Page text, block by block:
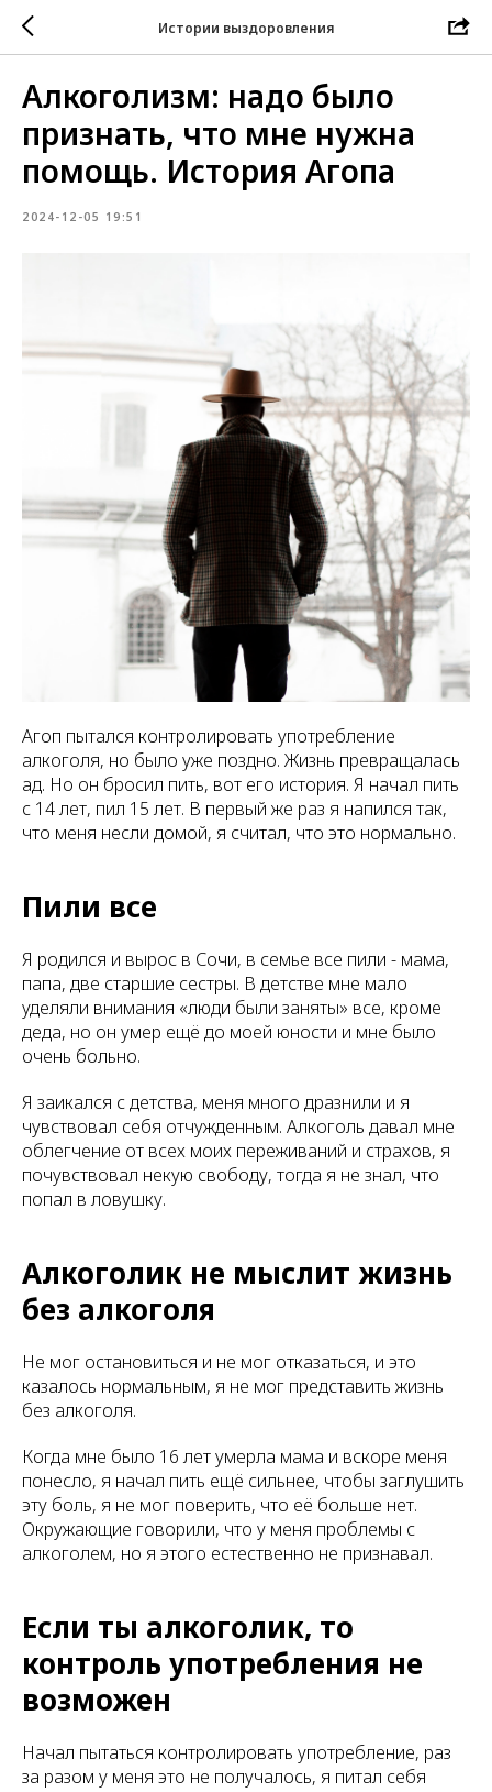
Истории выздоровления
Алкоголизм: надо было
признать, что мне нужна
помощь. История Агопа
2024-12-05 19:51
Агоп пытался контролировать употребление
алкоголя, но было уже поздно. Жизнь превращалась
ад. Но он бросил пить, вот его история. Я начал пить
с 14 лет, пил 15 лет. В первый же раз я напился так,
что меня несли домой, я считал, что это нормально.
Пили все
Я родился и вырос в Сочи, в семье все пили - мама,
папа, две старшие сестры. В детстве мне мало
уделяли внимания «люди были заняты» все, кроме
деда, но он умер ещё до моей юности и мне было
очень больно.
Я заикался с детства, меня много дразнили и я
чувствовал себя отчужденным. Алкоголь давал мне
облегчение от всех моих переживаний и страхов, я
почувствовал некую свободу, тогда я не знал, что
попал в ловушку.
Алкоголик не мыслит жизнь
без алкоголя
Не мог остановиться и не мог отказаться, и это
казалось нормальным, я не мог представить жизнь
без алкоголя.
Когда мне было 16 лет умерла мама и вскоре меня
понесло, я начал пить ещё сильнее, чтобы заглушить
эту боль, я не мог поверить, что её больше нет.
Окружающие говорили, что у меня проблемы с
алкоголем, но я этого естественно не признавал.
Если ты алкоголик, то
контроль употребления не
возможен
Начал пытаться контролировать употребление, раз
за разом у меня это не получалось, я питал себя